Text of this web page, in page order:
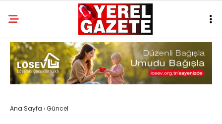
Ana Sayfa ›Güncel